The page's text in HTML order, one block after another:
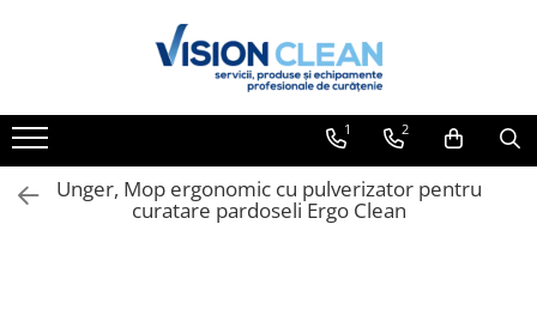
Aspiratoare si masini curatenie
profesionale
Aspiratoare industriale
1 2
Unger, Mop ergonomic cu pulverizator pentru
curatare pardoseli Ergo Clean